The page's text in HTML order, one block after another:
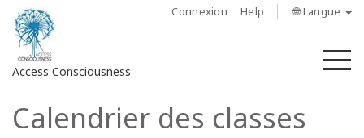
Connexion Help 🌐 Langue
Access Consciousness
Connectez-
Calendrier des classes